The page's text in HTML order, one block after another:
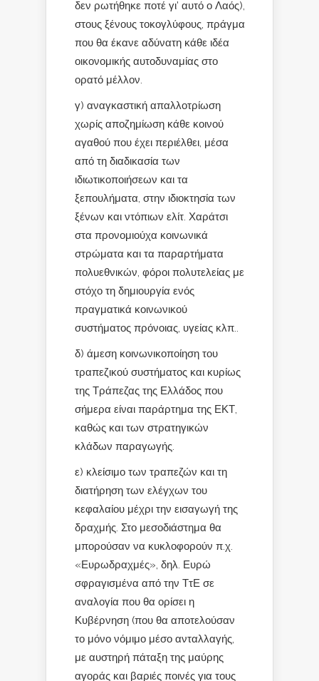
δεν ρωτήθηκε ποτέ γι’ αυτό ο Λαός),
στους ξένους τοκογλύφους, πράγμα
που θα έκανε αδύνατη κάθε ιδέα
οικονομικής αυτοδυναμίας στο
ορατό μέλλον.
γ) αναγκαστική απαλλοτρίωση
χωρίς αποζημίωση κάθε κοινού
αγαθού που έχει περιέλθει, μέσα
από τη διαδικασία των
ιδιωτικοποιήσεων και τα
ξεπουλήματα, στην ιδιοκτησία των
ξένων και ντόπιων ελίτ. Χαράτσι
στα προνομιούχα κοινωνικά
στρώματα και τα παραρτήματα
πολυεθνικών, φόροι πολυτελείας με
στόχο τη δημιουργία ενός
πραγματικά κοινωνικού
συστήματος πρόνοιας, υγείας κλπ..
δ) άμεση κοινωνικοποίηση του
τραπεζικού συστήματος και κυρίως
της Τράπεζας της Ελλάδος που
σήμερα είναι παράρτημα της ΕΚΤ,
καθώς και των στρατηγικών
κλάδων παραγωγής.
ε) κλείσιμο των τραπεζών και τη
διατήρηση των ελέγχων του
κεφαλαίου μέχρι την εισαγωγή της
δραχμής. Στο μεσοδιάστημα θα
μπορούσαν να κυκλοφορούν π.χ.
«Ευρωδραχμές», δηλ. Ευρώ
σφραγισμένα από την ΤτΕ σε
αναλογία που θα ορίσει η
Κυβέρνηση (που θα αποτελούσαν
το μόνο νόμιμο μέσο ανταλλαγής,
με αυστηρή πάταξη της μαύρης
αγοράς και βαριές ποινές για τους